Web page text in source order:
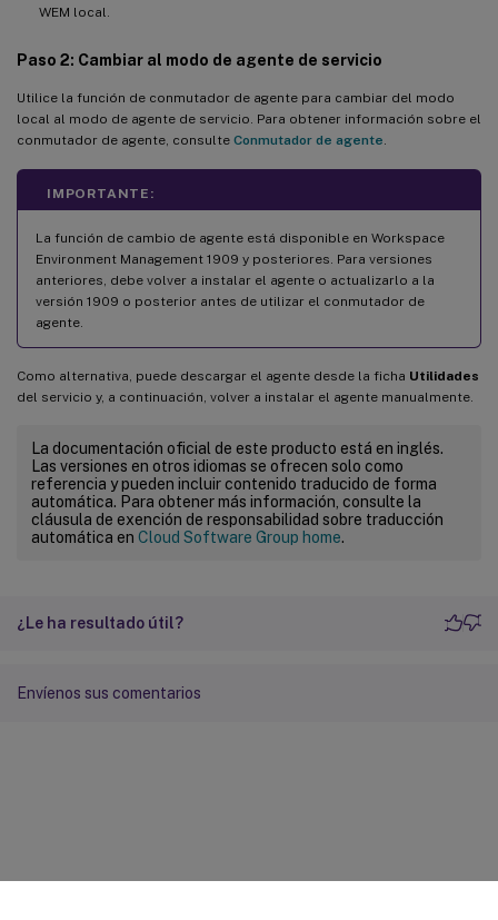
WEM local.
Paso 2: Cambiar al modo de agente de servicio
Utilice la función de conmutador de agente para cambiar del modo
local al modo de agente de servicio. Para obtener información sobre el
conmutador de agente, consulte Conmutador de agente
IMPORTANTE:
La función de cambio de agente está disponible en Workspace
Environment Management 1909 y posteriores. Para versiones
anteriores, debe volver a instalar el agente o actualizarlo a la
versión 1909 o posterior antes de utilizar el conmutador de
agente.
Como alternativa, puede descargar el agente desde la ficha Utilidades
del servicio y, a continuación, volver a instalar el agente manualmente.
La documentación oficial de este producto está en inglés.
Las versiones en otros idiomas se ofrecen solo como
referencia y pueden incluir contenido traducido de forma
automática. Para obtener más información, consulte la
cláusula de exención de responsabilidad sobre traducción
automática en Cloud Software Group home.
¿Le ha resultado útil?
Envíenos sus comentarios